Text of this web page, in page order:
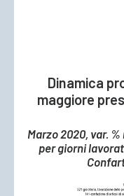
Dinamica
maggiore
Marzo 2020, var.
per giorni